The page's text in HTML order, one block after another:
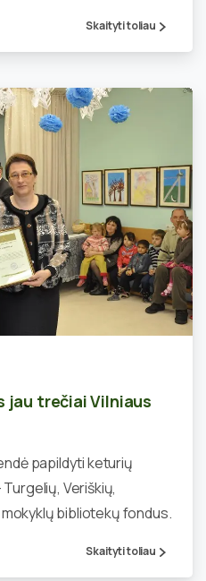
Skaityti toliau
2
jau trečiai Vilniaus
papildyti keturių
Veriškių,
bibliotekų fondus.
Skaityti toliau